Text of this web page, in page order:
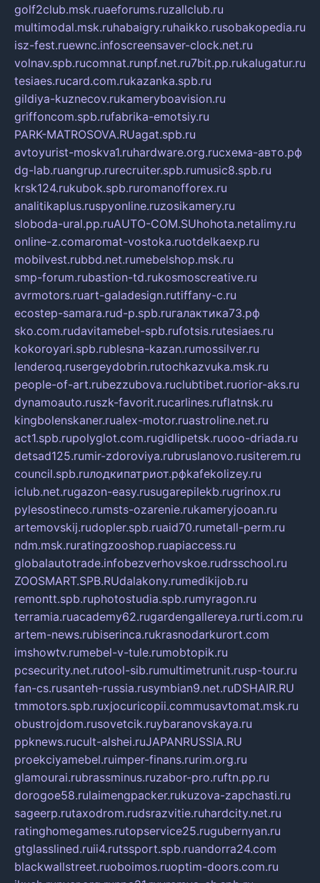
golf2club.msk.ruaeforums.ruzallclub.ru
multimodal.msk.ruhabaigry.ruhaikko.rusobakopedia.ru
isz-fest.ruewnc.infoscreensaver-clock.net.ru
volnav.spb.rucomnat.runpf.net.ru7bit.pp.rukalugatur.ru
tesiaes.rucard.com.rukazanka.spb.ru
gildiya-kuznecov.rukameryboavision.ru
griffoncom.spb.rufabrika-emotsiy.ru
PARK-MATROSOVA.RUagat.spb.ru
avtoyurist-moskva1.ruhardware.org.ruсхема-авто.рф
dg-lab.ruangrup.rurecruiter.spb.rumusic8.spb.ru
krsk124.rukubok.spb.ruromanofforex.ru
analitikaplus.ruspyonline.ruzosikamery.ru
sloboda-ural.pp.ruAUTO-COM.SUhohota.netalimy.ru
online-z.comaromat-vostoka.ruotdelkaexp.ru
mobilvest.rubbd.net.rumebelshop.msk.ru
smp-forum.rubastion-td.rukosmoscreative.ru
avrmotors.ruart-galadesign.rutiffany-c.ru
ecostep-samara.rud-p.spb.ruгалактика73.рф
sko.com.rudavitamebel-spb.rufotsis.rutesiaes.ru
kokoroyari.spb.rublesna-kazan.rumossilver.ru
lenderoq.rusergeydobrin.rutochkazvuka.msk.ru
people-of-art.rubezzubova.ruclubtibet.ruorior-aks.ru
dynamoauto.ruszk-favorit.rucarlines.ruflatnsk.ru
kingbolenskaner.rualex-motor.ruastroline.net.ru
act1.spb.rupolyglot.com.rugidlipetsk.ruooo-driada.ru
detsad125.rumir-zdoroviya.rubruslanovo.rusiterem.ru
council.spb.ruлодкипатриот.рфkafekolizey.ru
iclub.net.rugazon-easy.rusugarepilekb.rugrinox.ru
pylesostineco.rumsts-ozarenie.rukameryjooan.ru
artemovskij.rudopler.spb.ruaid70.rumetall-perm.ru
ndm.msk.ruratingzooshop.ruapiaccess.ru
globalautotrade.infobezverhovskoe.rudrsschool.ru
ZOOSMART.SPB.RUdalakony.rumedikijob.ru
remontt.spb.ruphotostudia.spb.rumyragon.ru
terramia.ruacademy62.rugardengallereya.rurti.com.ru
artem-news.rubiserinca.rukrasnodarkurort.com
imshowtv.rumebel-v-tule.rumobtopik.ru
pcsecurity.net.rutool-sib.rumultimetrunit.rusp-tour.ru
fan-cs.rusanteh-russia.rusymbian9.net.ruDSHAIR.RU
tmmotors.spb.ruxjocuricopii.commusavtomat.msk.ru
obustrojdom.rusovetcik.ruybaranovskaya.ru
ppknews.rucult-alshei.ruJAPANRUSSIA.RU
proekciyamebel.ruimper-finans.rurim.org.ru
glamourai.rubrassminus.ruzabor-pro.ruftn.pp.ru
dorogoe58.rulaimengpacker.rukuzova-zapchasti.ru
sageerp.rutaxodrom.rudsrazvitie.ruhardcity.net.ru
ratinghomegames.rutopservice25.rugubernyan.ru
gtglasslined.ruii4.rutssport.spb.ruandorra24.com
blackwallstreet.ruoboimos.ruoptim-doors.com.ru